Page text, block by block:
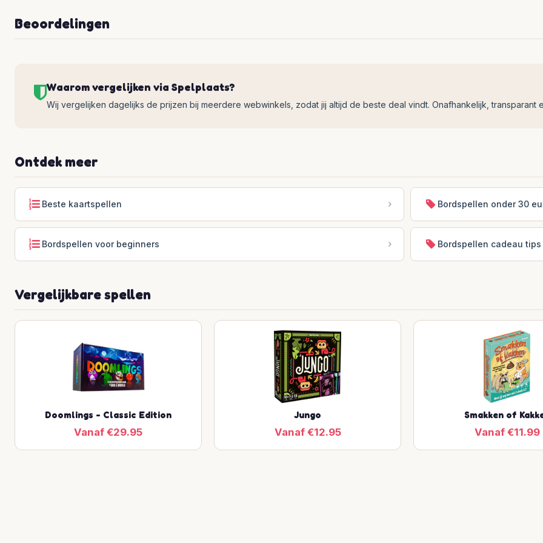
Beoordelingen
Waarom vergelijken via Spelplaats?
Wij vergelijken dagelijks de prijzen bij meerdere webwinkels, zodat jij altijd de beste deal vindt. Onafhankelijk, transparant
Ontdek meer
Beste kaartspellen Bordspellen onder 30
Bordspellen voor beginners Bordspellen cadeau tips
Vergelijkbare spellen
Doomlings - Classic Edition
Vanaf €29.95
Jungo
Vanaf €12.95
Smakken of
Vanaf €11.99